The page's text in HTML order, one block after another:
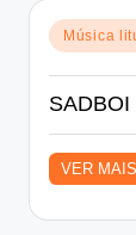
Posted
in
Música
VER MAIS